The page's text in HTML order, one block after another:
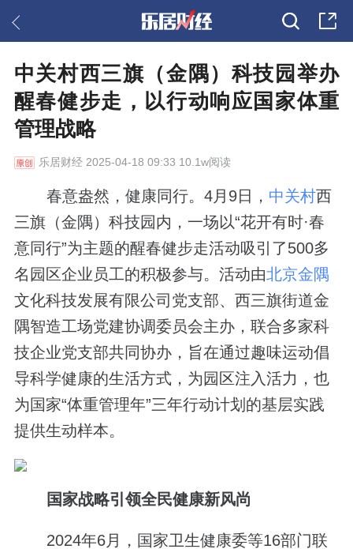
中关村西三旗（金隅）科技园举办
醒春健步走，以行动响应国家体重
管理战略
乐居财经2025-04-18 09:33 10.1w阅读
春意盎然，健康同行。4月9日， 中关村西
三旗（金隅）科技园内，一场以“花开有时·春
意同行”为主题的醒春健步走活动吸引了500多
名园区企业员工的积极参与。活动由北京金隅
文化科技发展有限公司党支部、西三旗街道金
隅智造工场党建协调委员会主办，联合多家科
技企业党支部共同协办，旨在通过趣味运动倡
导科学健康的生活方式，为园区注入活力，也
为国家“体重管理年”三年行动计划的基层实践
提供生动样本。
国家战略引领全民健康新风尚
2024年6月，国家卫生健康委等16部门联